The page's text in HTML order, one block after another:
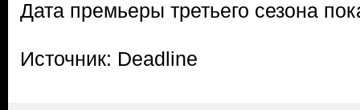
Дата премьеры третьего сезона
Источник: Deadline